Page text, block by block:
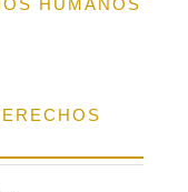
HUMANOS